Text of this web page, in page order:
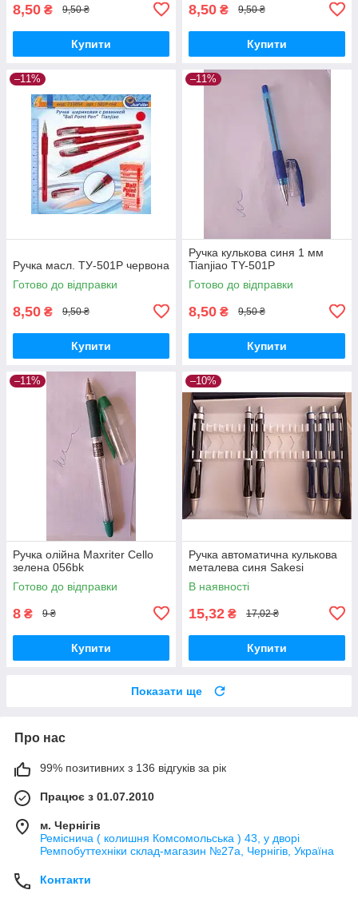
8,50 ₴ 9,50 ₴
Купити
8,50 ₴ 9,50 ₴
Купити
–11%
Ручка масл. ТУ-501Р червона
Готово до відправки
8,50 ₴ 9,50 ₴
Купити
–11%
Ручка кулькова синя 1 мм
Tianjiao TY-501P
Готово до відправки
8,50 ₴ 9,50 ₴
Купити
–11%
Ручка олійна Maxriter Cello
зелена 056bk
Готово до відправки
8 ₴ 9 ₴
Купити
–10%
Ручка автоматична кулькова
металева синя Sakesi
В наявності
15,32 ₴ 17,02 ₴
Купити
Показати ще
Про нас
99% позитивних з 136 відгуків за рік
Працює з 01.07.2010
м. Чернігів
Реміснича ( колишня Комсомольська ) 43, у дворі
Ремпобуттехніки склад-магазин №27a, Чернігів, Україна
Контакти